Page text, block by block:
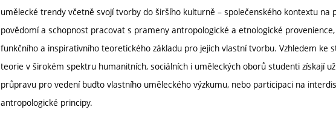
umělecké trendy včetně svojí tvorby do širšího kulturně – společenského kontextu na
povědomí a schopnost pracovat s prameny antropologické a etnologické
funkčního a inspirativního teoretického základu pro jejich vlastní tvorbu. Vzhledem ke
teorie v širokém spektru humanitních, sociálních i uměleckých oborů studenti získají
průpravu pro vedení buďto vlastního uměleckého výzkumu, nebo participaci na
antropologické principy.